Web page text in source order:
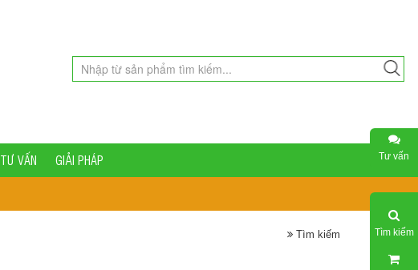
TƯ VẤN GIẢI PHÁP
Tìm kiếm
Tư vấn
Tìm kiếm